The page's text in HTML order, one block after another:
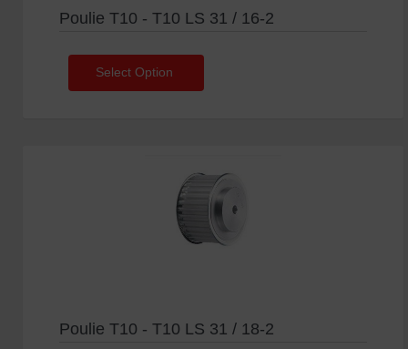
Poulie T10 - T10 LS 31 / 16-2
Select Option
Poulie T10 - T10 LS 31 / 18-2